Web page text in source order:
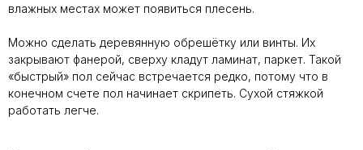
влажных местах может появиться плесень.
Можно сделать деревянную обрешётку или винты. Их
закрывают фанерой, сверху кладут ламинат, паркет. Такой
«быстрый» пол сейчас встречается редко, потому что в
конечном счете пол начинает скрипеть. Сухой стяжкой
работать легче.